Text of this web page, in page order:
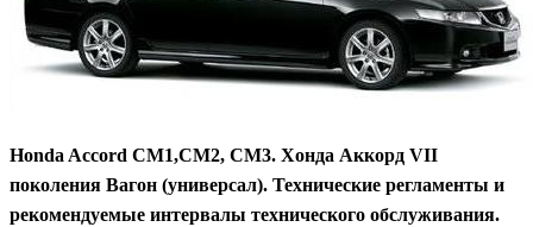
Honda Accord CM1,CM2, CM3. Хонда Аккорд VII
поколения Вагон (универсал). Технические регламенты и
рекомендуемые интервалы технического обслуживания.